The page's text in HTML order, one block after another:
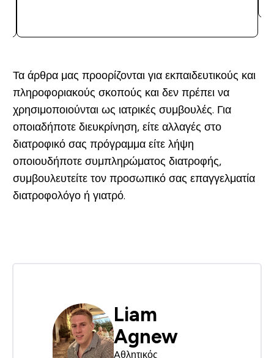
Τα άρθρα μας προορίζονται για εκπαιδευτικούς και
πληροφοριακούς σκοπούς και δεν πρέπει να
χρησιμοποιούνται ως ιατρικές συμβουλές. Για
οποιαδήποτε διευκρίνηση, είτε αλλαγές στο
διατροφικό σας πρόγραμμα είτε λήψη
οποιουδήποτε συμπληρώματος διατροφής,
συμβουλευτείτε τον προσωπικό σας επαγγελματία
διατροφολόγο ή γιατρό.
Liam
Agnew
Aθλητικός